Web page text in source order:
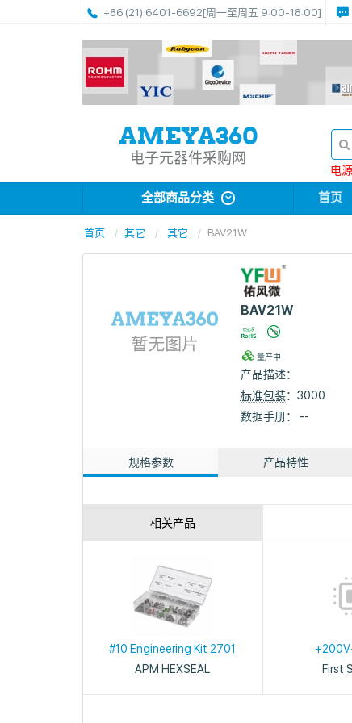
+86 (21) 6401-6692[周一至周五 9:00-18:00]
电子元器件采购网
电
全部商品分类 首页
首页 其它 其它 BAV21W
BAV21W
量产中
产品描述：
标准包装：3000
数据手册： --
规格参数 产品特性
相关产品
#10 Engineering Kit 2701
APM HEXSEAL
First